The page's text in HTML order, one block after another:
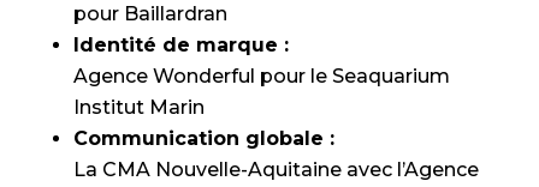
pour Baillardran
Identité de marque :
Agence Wonderful pour le Seaquarium
Institut Marin
Communication globale :
La CMA Nouvelle-Aquitaine avec l’Agence